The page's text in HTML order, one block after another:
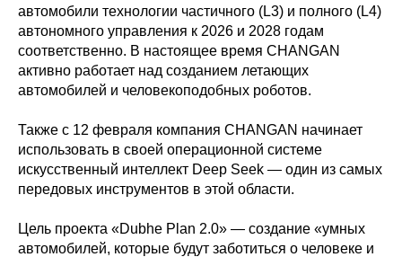
автомобили технологии частичного (L3) и полного (L4)
автономного управления к 2026 и 2028 годам
соответственно. В настоящее время CHANGAN
активно работает над созданием летающих
автомобилей и человекоподобных роботов.
Также с 12 февраля компания CHANGAN начинает
использовать в своей операционной системе
искусственный интеллект Deep Seek — один из самых
передовых инструментов в этой области.
Цель проекта «Dubhe Plan 2.0» — создание «умных
автомобилей, которые будут заботиться о человеке и